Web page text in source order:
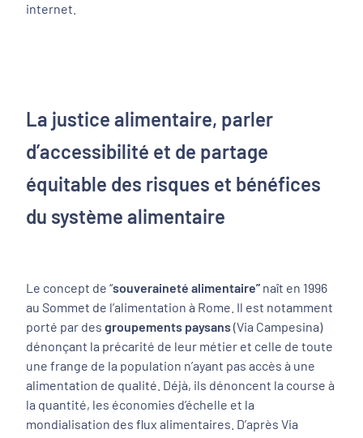
internet.
La justice alimentaire, parler
d’accessibilité et de partage
équitable des risques et bénéfices
du système alimentaire
Le concept de “souveraineté alimentaire” naît en 1996
au Sommet de l’alimentation à Rome. Il est notamment
porté par des groupements paysans(Via Campesina)
dénonçant la précarité de leur métier et celle de toute
une frange de la population n’ayant pas accès à une
alimentation de qualité. Déjà, ils dénoncent la course à
la quantité, les économies d’échelle et la
mondialisation des flux alimentaires. D’après Via